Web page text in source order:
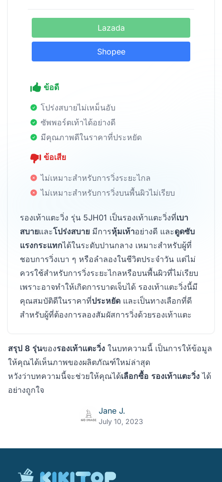
Lazada
Shopee
ข้อดี
โปร่งสบายไม่เหม็นอับ
ซัพพอร์ตเท้าได้อย่างดี
มีคุณภาพดีในราคาที่ประหยัด
ข้อเสีย
ไม่เหมาะสำหรับการวิ่งระยะไกล
ไม่เหมาะสำหรับการวิ่งบนพื้นผิวไม่เรียบ
รองเท้าแตะวิ่ง รุ่น 5JH01 เป็นรองเท้าแตะวิ่งที่เบา
สบายและโปร่งสบาย มีการหุ้มเท้าอย่างดี และดูดซับ
แรงกระแทกได้ในระดับปานกลาง เหมาะสำหรับผู้ที่
ชอบการวิ่งเบา ๆ หรือลำลองในชีวิตประจำวัน แต่ไม่
ควรใช้สำหรับการวิ่งระยะไกลหรือบนพื้นผิวที่ไม่เรียบ
เพราะอาจทำให้เกิดการบาดเจ็บได้ รองเท้าแตะวิ่งนี้มี
คุณสมบัติดีในราคาที่ประหยัด และเป็นทางเลือกที่ดี
สำหรับผู้ที่ต้องการลองสัมผัสการวิ่งด้วยรองเท้าแตะ
สรุป 8 รุ่นของรองเท้าแตะวิ่ง ในบทความนี้ เป็นการให้ข้อมูล
ให้คุณได้เห็นภาพของผลิตภัณฑ์ใหม่ล่าสุด
หวังว่าบทความนี้จะช่วยให้คุณได้เลือกซื้อ รองเท้าแตะวิ่ง ได้
อย่างถูกใจ
Jane J.
July 10, 2023